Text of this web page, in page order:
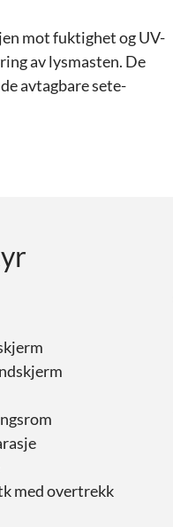
mot fuktighet og UV-
av lysmasten. De
avtagbare sete-
med overtrekk